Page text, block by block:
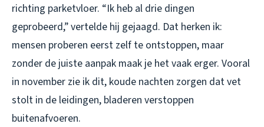
richting parketvloer. “Ik heb al drie dingen
geprobeerd,” vertelde hij gejaagd. Dat herken ik:
mensen proberen eerst zelf te ontstoppen, maar
zonder de juiste aanpak maak je het vaak erger. Vooral
in november zie ik dit, koude nachten zorgen dat vet
stolt in de leidingen, bladeren verstoppen
buitenafvoeren.